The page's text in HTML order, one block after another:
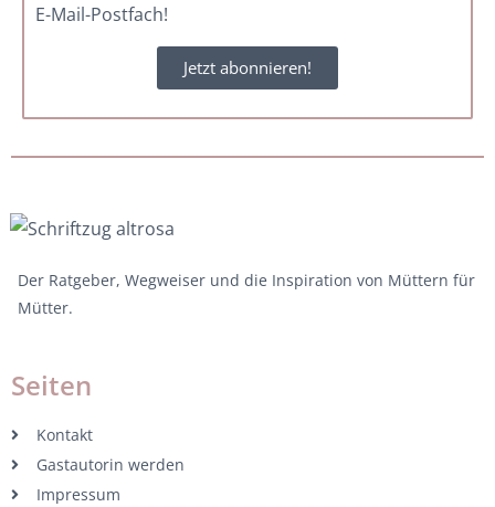
E-Mail-Postfach!
Jetzt abonnieren!
Der Ratgeber, Wegweiser und die Inspiration von Müttern für
Mütter.
Seiten
Kontakt
Gastautorin werden
Impressum